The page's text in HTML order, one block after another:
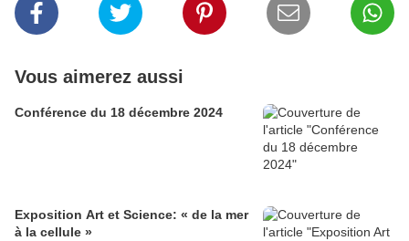
Vous aimerez aussi
Conférence du 18 décembre 2024
Exposition Art et Science: « de la mer
à la cellule »